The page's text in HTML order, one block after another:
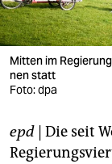
verlag
verlag
veranstaltungen
fragen & hilfe
Mitten im
nen statt
Foto: dpa
epd | Die seit